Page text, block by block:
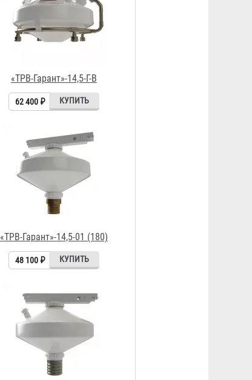
«ТРВ-Гарант»-14,5-01 (180)
48 100 ₽
«ТРВ-Гарант»-14,5-01 (60Вр)
59 800 ₽